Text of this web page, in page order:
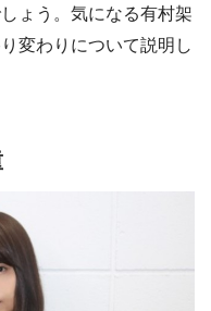
ょう。気になる有村架
変わりについて説明し